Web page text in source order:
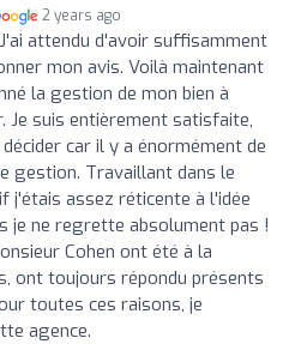
2 years ago
J'ai attendu d'avoir suffisamment
mon avis. Voilà maintenant
la gestion de mon bien à
Je suis entièrement satisfaite,
car il y a énormément de
gestion. Travaillant dans le
j'étais assez réticente à l'idée
je ne regrette absolument pas !
Cohen ont été à la
ont toujours répondu présents
toutes ces raisons, je
agence.